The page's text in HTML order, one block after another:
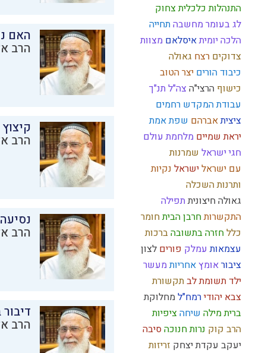
התנהלות כלכליתצחוק
לג בעומרמחשבהתחייה
הלכה יומיתאיסלאם מצוות
צדוקים רצח גאולה
כיבוד הורים יצר הטוב
כישוף הרצי"ה צה"ל תנ"ך
עבודת המקדש רחמים
ציציתאברהם שפת אמת
יראת שמיים מלחמת עולם
חגי ישראל שמרנות
עם ישראלישראל נקיות
ותרנותהשכלה
גאולה חיצוניתתפילה
התקשרותחרבן הביתחומר
כללחזרה בתשובהברכות
עצמאותעמלק פורים לצון
ציבוראומץאחריותמעשר
ילד תשומת לבתקשורת
צבא יהודירמח"למחלוקת
ברית מילה שיחהציפיות
הרב קוק נרות חנוכהסיבה
יעקב עקדת יצחק זריזות
האם
הרב
הרב
הרב
הרב